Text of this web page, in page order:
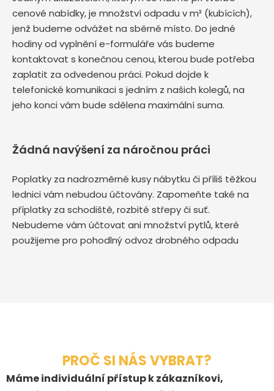
cenové nabídky, je množství odpadu v m³ (kubících),
jenž budeme odvážet na sběrné místo. Do jedné
hodiny od vyplnění e-formuláře vás budeme
kontaktovat s konečnou cenou, kterou bude potřeba
zaplatit za odvedenou práci. Pokud dojde k
telefonické komunikaci s jedním z našich kolegů, na
jeho konci vám bude sdělena maximální suma.
Žádná navýšení za náročnou práci
Poplatky za nadrozměrné kusy nábytku či příliš těžkou
lednici vám nebudou účtovány. Zapomeňte také na
příplatky za schodiště, rozbité střepy či suť.
Nebudeme vám účtovat ani množství pytlů, které
použijeme pro pohodlný odvoz drobného odpadu
PROČ SI NÁS VYBRAT?
Máme individuální přístup k zákazníkovi,